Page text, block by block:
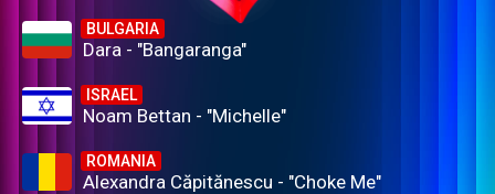
BULGARIA
Dara - "Bangaranga"
ISRAEL
Noam Bettan - "Michelle"
ROMANIA
Alexandra Căpitănescu - "Choke Me"